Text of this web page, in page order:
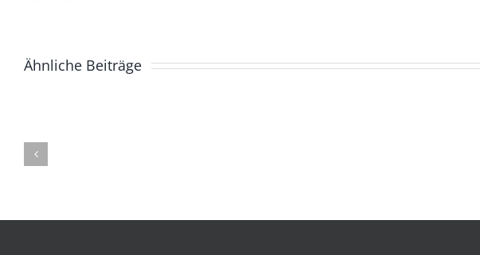
Ähnliche Beiträge